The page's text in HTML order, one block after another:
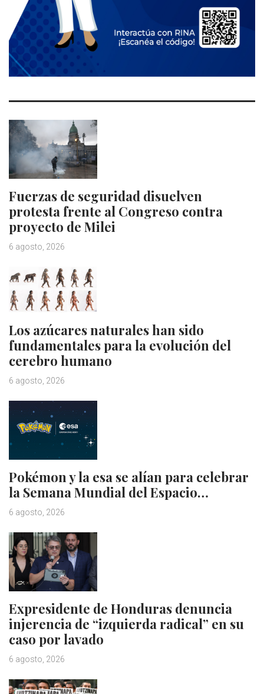
Fuerzas de seguridad disuelven
protesta frente al Congreso contra
proyecto de Milei
6 agosto, 2026
Los azúcares naturales han sido
fundamentales para la evolución del
cerebro humano
6 agosto, 2026
Pokémon y la esa se alían para celebrar
la Semana Mundial del Espacio…
6 agosto, 2026
Expresidente de Honduras denuncia
injerencia de “izquierda radical” en su
caso por lavado
6 agosto, 2026